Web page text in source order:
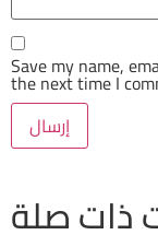
Save my name,
the next time I
ذات صلة